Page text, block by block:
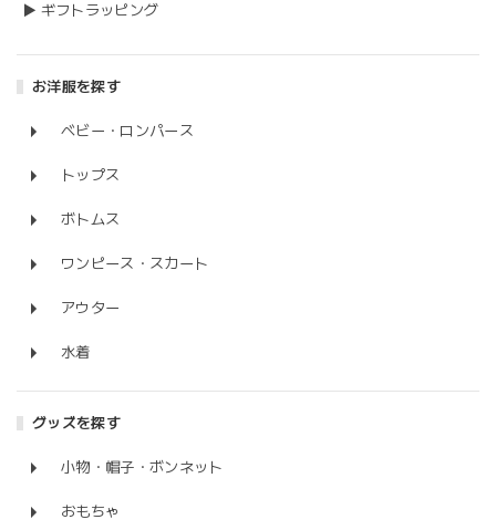
▶ ギフトラッピング
お洋服を探す
ベビー・ロンパース
トップス
ボトムス
ワンピース・スカート
アウター
水着
グッズを探す
小物・帽子・ボンネット
おもちゃ